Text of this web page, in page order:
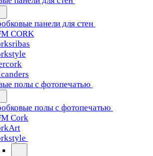
панели для стен
CORK
полы с фотопечатью
полы с фотопечатью
Cork